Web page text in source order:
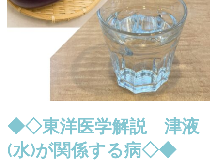
◆◇東洋医学解説 津液
(水)が関係する病◇◆